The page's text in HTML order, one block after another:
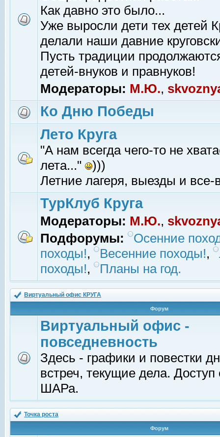
Как давно это было...
Уже выросли дети тех детей
делали наши давние
Пусть традиции
детей-внуков и правнуков!
Модераторы: М.Ю.,
Ко Дню Победы
Лето Круга
"А нам всегда чего-то не
лета..."
)))
Летние лагеря, выезды и все-
ТурКлуб Круга
Модераторы: М.Ю.,
Подфорумы:
Осенние
походы!, Весенние походы!,
походы!, Планы на год.
Виртуальный офис КРУГА
Форум
Виртуальный офис -
повседневность
Здесь - графики и повестки
встреч, текущие дела.
ШАРа.
Точка роста
Форум